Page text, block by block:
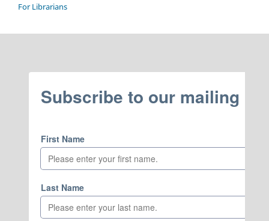
For Librarians